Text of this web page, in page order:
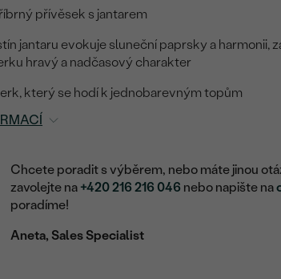
přívěsek s jantarem
jantaru evokuje sluneční paprsky a harmonii,
hravý a nadčasový charakter
který se hodí k jednobarevným topům
Chcete poradit s výběrem, nebo máte jinou
zavolejte na +420 216 216 046 nebo napište na
poradíme!
Aneta, Sales Specialist